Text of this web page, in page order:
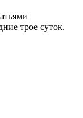
трое суток.